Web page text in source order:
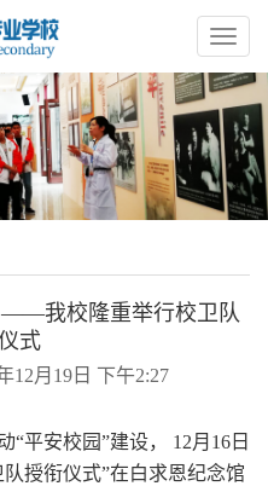
——我校隆重举行校卫队
式
12月19日 下午2:27
“平安校园”建设， 12月16日
授衔仪式”在白求恩纪念馆